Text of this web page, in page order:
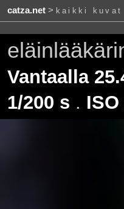
catza.net> kaikki kuvat
Vantaalla
1/200 s . ISO